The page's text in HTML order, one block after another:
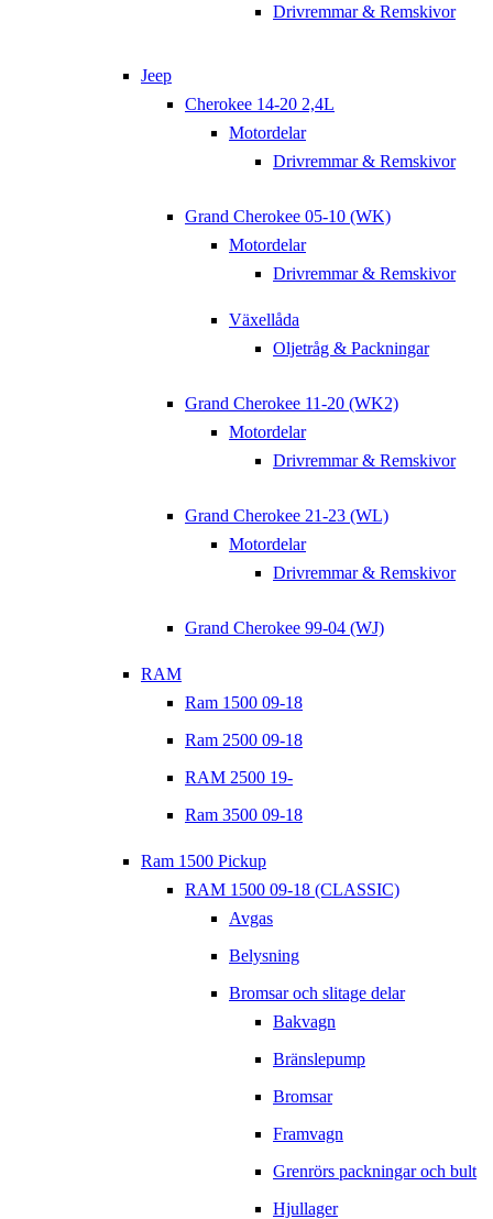
Drivremmar & Remskivor
Jeep
Cherokee 14-20 2,4L
Motordelar
Drivremmar & Remskivor
Grand Cherokee 05-10 (WK)
Motordelar
Drivremmar & Remskivor
Växellåda
Oljetråg & Packningar
Grand Cherokee 11-20 (WK2)
Motordelar
Drivremmar & Remskivor
Grand Cherokee 21-23 (WL)
Motordelar
Drivremmar & Remskivor
Grand Cherokee 99-04 (WJ)
RAM
Ram 1500 09-18
Ram 2500 09-18
RAM 2500 19-
Ram 3500 09-18
Ram 1500 Pickup
RAM 1500 09-18 (CLASSIC)
Avgas
Belysning
Bromsar och slitage delar
Bakvagn
Bränslepump
Bromsar
Framvagn
Grenrörs packningar och bult
Hjullager